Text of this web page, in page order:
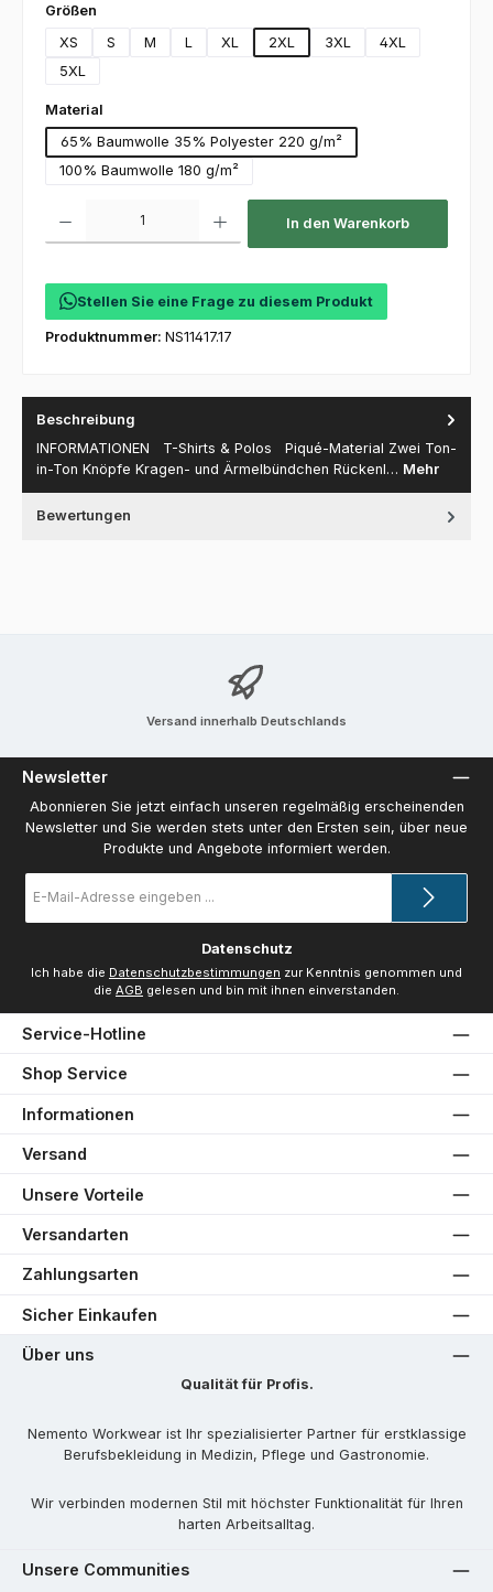
Größen
XS
S M L XL 2XL 3XL
4XL
5XL
Material
65% Baumwolle 35% Polyester 220 g/m²
100% Baumwolle 180 g/m²
In den Warenkorb
Stellen Sie eine Frage zu diesem Produkt
Produktnummer: NS11417.17
Beschreibung
INFORMATIONEN T-Shirts & Polos Piqué-Material Zwei Ton-
in-Ton Knöpfe Kragen- und Ärmelbündchen Rückenl… Mehr
Bewertungen
Versand innerhalb Deutschlands
Newsletter
Abonnieren Sie jetzt einfach unseren regelmäßig erscheinenden
Newsletter und Sie werden stets unter den Ersten sein, über neue
Produkte und Angebote informiert werden.
Mail-
Datenschutz
Ich habe die Datenschutzbestimmungen zur Kenntnis genommen und
die AGB gelesen und bin mit ihnen einverstanden.
Service-Hotline
Shop Service
Informationen
Versand
Unsere Vorteile
Versandarten
Zahlungsarten
Sicher Einkaufen
Über uns
Qualität für Profis.
Nemento Workwear ist Ihr spezialisierter Partner für erstklassige
Berufsbekleidung in Medizin, Pflege und Gastronomie.
Wir verbinden modernen Stil mit höchster Funktionalität für Ihren
harten Arbeitsalltag.
Unsere Communities